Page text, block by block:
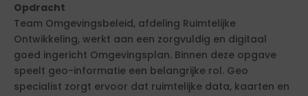
Opdracht
Team Omgevingsbeleid, afdeling Ruimtelijke
Ontwikkeling, werkt aan een zorgvuldig en digitaal
goed ingericht Omgevingsplan. Binnen deze opgave
speelt geo-informatie een belangrijke rol. Geo
specialist zorgt ervoor dat ruimtelijke data, kaarten en